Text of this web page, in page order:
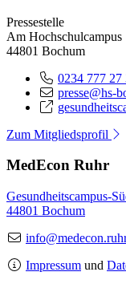
Pressestelle
Am Hochschulcampus
44801 Bochum
0234 777 27
presse@hs-
Zum Mitgliedsprofil
MedEcon Ruhr
Gesundheitscampus-
44801 Bochum
Impressum und